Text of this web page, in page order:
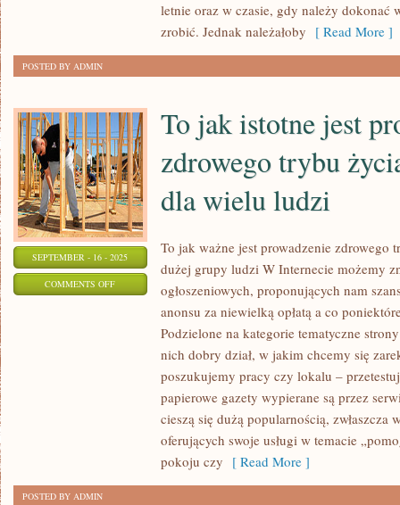
WSZELKICH
WSKAZÓWEK
letnie oraz w czasie, gdy należy dokonać
zrobić. Jednak należałoby [ Read More ]
POSTED BY ADMIN
SEPTEMBER - 16 - 2025
COMMENTS OFFON
PROWADZENIE
ZDROWEGO
JEST
To jak istotne jest
zdrowego trybu
dla wielu ludzi
To jak ważne jest prowadzenie zdrowego
dużej grupy ludzi W Internecie możemy
ogłoszeniowych, proponujących nam
anonsu za niewielką opłatą a co
Podzielone na kategorie tematyczne
nich dobry dział, w jakim chcemy się
poszukujemy pracy czy lokalu –
papierowe gazety wypierane są przez
cieszą się dużą popularnością, zwłaszcza
oferujących swoje usługi w temacie
pokoju czy [ Read More ]
POSTED BY ADMIN